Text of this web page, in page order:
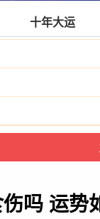
十年大运
吗 运势